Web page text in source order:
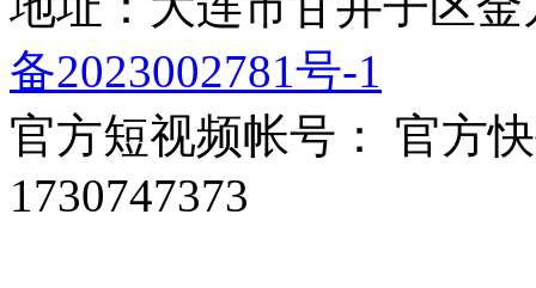
备2023002781号-1
官方短视频帐号： 官方
1730747373